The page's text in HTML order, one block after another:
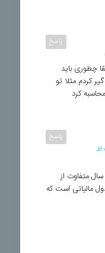
چطوری باید
کردم مثلا تو
کرد
پاسخ
متفاوت از
مالیاتی است که
پاسخ